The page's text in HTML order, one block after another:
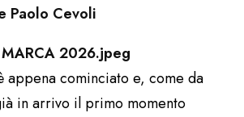
Paolo Cevoli
2026.jpeg
appena cominciato e, come da
in arrivo il primo momento